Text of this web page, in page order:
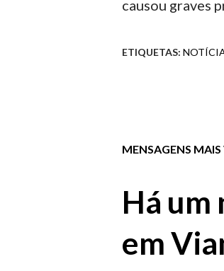
causou graves
ETIQUETAS:
MENSAGENS
Há um
em